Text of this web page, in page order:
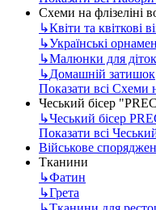
Схеми на флізеліні
↳Квіти та квіткові
↳Українські
↳Малюнки для діток
↳Домашній затишок
Показати всі Схеми
Чеський бісер
↳Чеський бісер
Показати всі
Військове
Тканини
↳Фатин
↳Грета